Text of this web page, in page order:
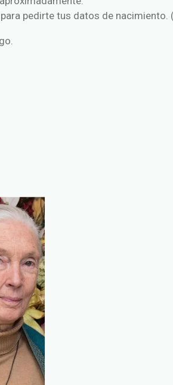
pedirte tus datos de nacimiento.